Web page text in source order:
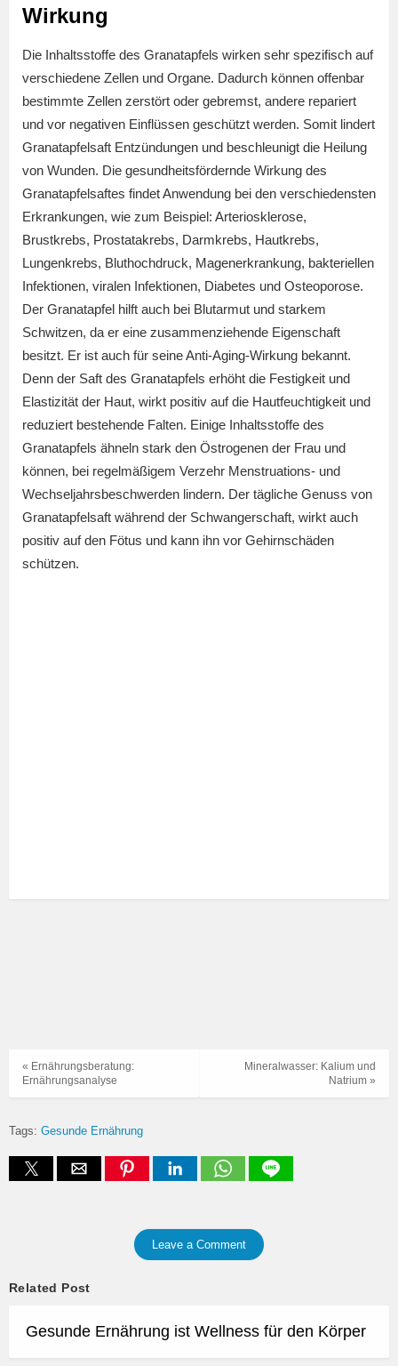
Wirkung
Die Inhaltsstoffe des Granatapfels wirken sehr spezifisch auf
verschiedene Zellen und Organe. Dadurch können offenbar
bestimmte Zellen zerstört oder gebremst, andere repariert
und vor negativen Einflüssen geschützt werden. Somit lindert
Granatapfelsaft Entzündungen und beschleunigt die Heilung
von Wunden. Die gesundheitsfördernde Wirkung des
Granatapfelsaftes findet Anwendung bei den verschiedensten
Erkrankungen, wie zum Beispiel: Arteriosklerose,
Brustkrebs, Prostatakrebs, Darmkrebs, Hautkrebs,
Lungenkrebs, Bluthochdruck, Magenerkrankung, bakteriellen
Infektionen, viralen Infektionen, Diabetes und Osteoporose.
Der Granatapfel hilft auch bei Blutarmut und starkem
Schwitzen, da er eine zusammenziehende Eigenschaft
besitzt. Er ist auch für seine Anti-Aging-Wirkung bekannt.
Denn der Saft des Granatapfels erhöht die Festigkeit und
Elastizität der Haut, wirkt positiv auf die Hautfeuchtigkeit und
reduziert bestehende Falten. Einige Inhaltsstoffe des
Granatapfels ähneln stark den Östrogenen der Frau und
können, bei regelmäßigem Verzehr Menstruations- und
Wechseljahrsbeschwerden lindern. Der tägliche Genuss von
Granatapfelsaft während der Schwangerschaft, wirkt auch
positiv auf den Fötus und kann ihn vor Gehirnschäden
schützen.
Mineralwasser: Kalium und
Natrium »
« Ernährungsberatung:
Ernährungsanalyse
Tags: Gesunde Ernährung
Leave a Comment
Related Post
Gesunde Ernährung ist Wellness für den Körper